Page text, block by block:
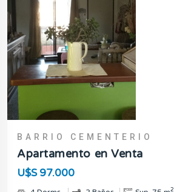
BARRIO CEMENTERIO
Apartamento en Venta
U$S 97.000
2